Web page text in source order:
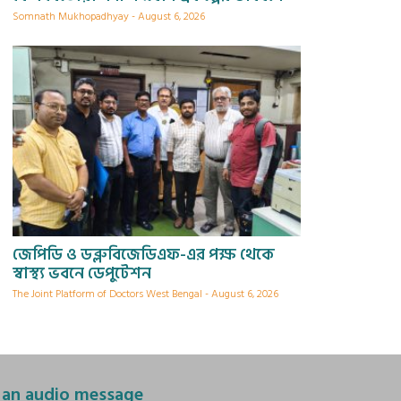
Somnath Mukhopadhyay August 6, 2026
জেপিডি ও ডব্লুবিজেডিএফ-এর পক্ষ থেকে
স্বাস্থ্য ভবনে ডেপুটেশন
The Joint Platform of Doctors West Bengal August 6, 2026
audio message